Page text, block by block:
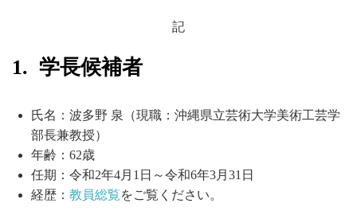
記
1. 学長候補者
氏名：波多野 泉（現職：沖縄県立芸術大学美術工芸学
部長兼教授）
年齢：62歳
任期：令和2年4月1日～令和6年3月31日
経歴： 教員総覧をご覧ください。